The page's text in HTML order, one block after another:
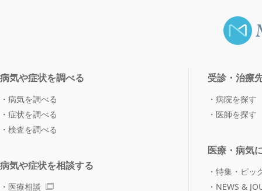
病気や症状を調べる
病気を調べる
症状を調べる
検査を調べる
病気や症状を相談する
医療相談
受診・治療
病院を探す
医師を探す
医療・病気
特集・ピッ
NEWS &